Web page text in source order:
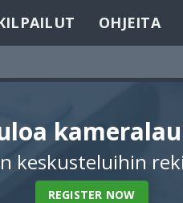
OHJEITA
keskusteluihin
REGISTER NOW